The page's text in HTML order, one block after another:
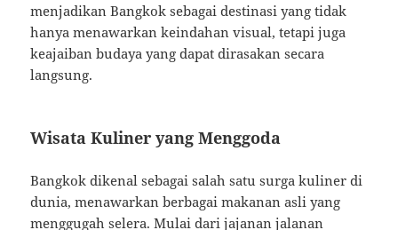
menjadikan Bangkok sebagai destinasi yang tidak
hanya menawarkan keindahan visual, tetapi juga
keajaiban budaya yang dapat dirasakan secara
langsung.
Wisata Kuliner yang Menggoda
Bangkok dikenal sebagai salah satu surga kuliner di
dunia, menawarkan berbagai makanan asli yang
menggugah selera. Mulai dari jajanan jalanan